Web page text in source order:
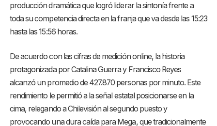
producción dramática que logró liderar la sintonía frente a
toda su competencia directa en la franja que va desde las 15:23
hasta las 15:56 horas.
De acuerdo con las cifras de medición online, la historia
protagonizada por Catalina Guerra y Francisco Reyes
alcanzó un promedio de 427.870 personas por minuto. Este
rendimiento le permitió a la señal estatal posicionarse en la
cima, relegando a Chilevisión al segundo puesto y
provocando una dura caída para Mega, que tradicionalmente